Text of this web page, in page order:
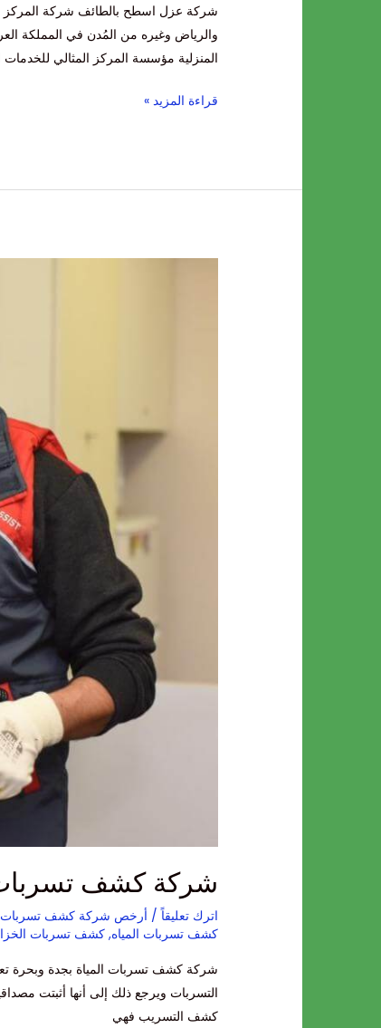
والرياض وغيره من المُدن في المملكة
المنزلية مؤسسة المركز المثالي
قراءة المزيد »
شركة كشف تسربات
اترك تعليقاً / أرخص شركة كشف تسربات
كشف تسربات المياه,كشف تسربات
شركة كشف تسربات المياة بجدة وبحرة
التسربات ويرجع ذلك إلى أنها أثبتت
كشف التسريب فهي